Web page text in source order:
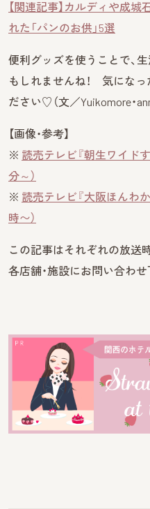
【関連記事】カルディや成
れた「パンのお供」5選
便利グッズを使うことで、
もしれませんね！ 気にな
ださい♡（文／Yuikomore・
【画像・参考】
※ 読売テレビ『朝生ワイド
分～）
※ 読売テレビ『大阪ほんわ
時〜）
この記事はそれぞれの放送
各店舗・施設にお問い合わせ